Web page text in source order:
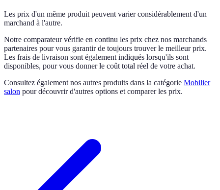
Les prix d'un même produit peuvent varier considérablement d'un
marchand à l'autre.
Notre comparateur vérifie en continu les prix chez nos marchands
partenaires pour vous garantir de toujours trouver le meilleur prix.
Les frais de livraison sont également indiqués lorsqu'ils sont
disponibles, pour vous donner le coût total réel de votre achat.
Consultez également nos autres produits dans la catégorie Mobilier
salon pour découvrir d'autres options et comparer les prix.